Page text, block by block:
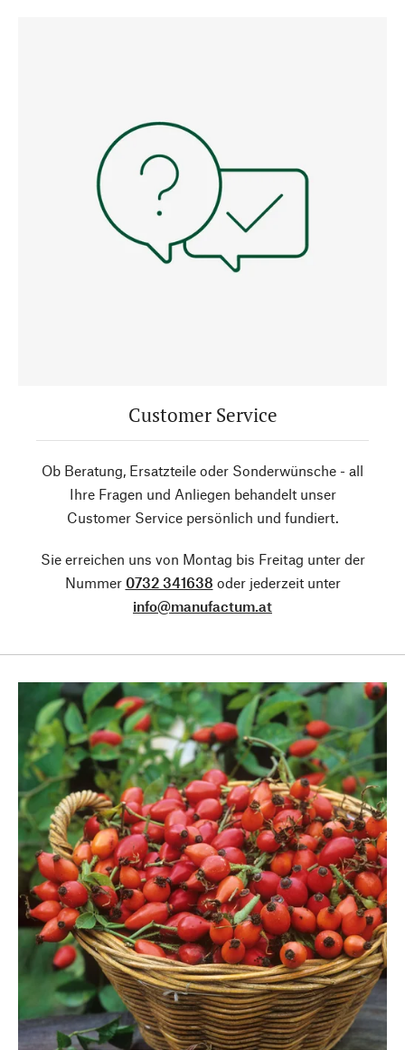
Customer Service
Ob Beratung, Ersatzteile oder Sonderwünsche - all
Ihre Fragen und Anliegen behandelt unser
Customer Service persönlich und fundiert.
Sie erreichen uns von Montag bis Freitag unter der
Nummer 0732 341638 oder jederzeit unter
info@manufactum.at